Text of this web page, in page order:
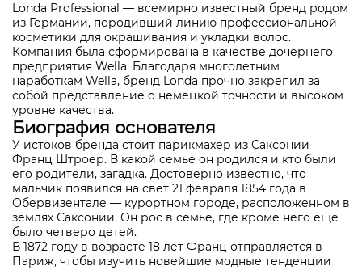
Londa Professional — всемирно известный бренд родом
из Германии, породивший линию профессиональной
косметики для окрашивания и укладки волос.
Компания была сформирована в качестве дочернего
предприятия Wella. Благодаря многолетним
наработкам Wella, бренд Londa прочно закрепил за
собой представление о немецкой точности и высоком
уровне качества.
Биография основателя
У истоков бренда стоит парикмахер из Саксонии
Франц Штроер. В какой семье он родился и кто были
его родители, загадка. Достоверно известно, что
мальчик появился на свет 21 февраля 1854 года в
Обервизентале — курортном городе, расположенном в
землях Саксонии. Он рос в семье, где кроме него еще
было четверо детей.
В 1872 году в возрасте 18 лет Франц отправляется в
Париж, чтобы изучить новейшие модные тенденции